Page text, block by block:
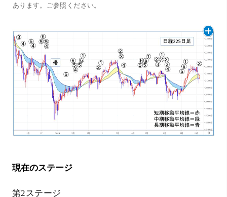
あります。ご参照ください。
現在のステージ
第2ステージ